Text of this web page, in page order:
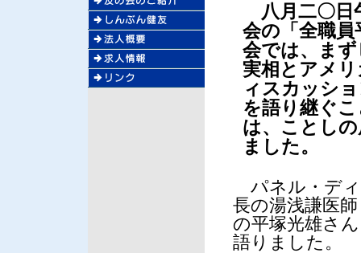
八月二〇
会の「全職
会では、ま
実相とアメ
ィスカッシ
を語り継ぐ
は、ことし
ました。
パネル・ディ
長の湯浅謙医
の平塚光雄さ
語りました。